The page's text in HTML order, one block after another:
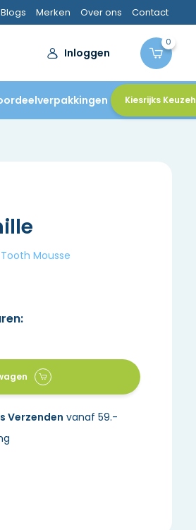
Blogs Merken Over ons Contact
Inloggen
0
Kiesrijks
Mousse
Verzenden vanaf 59.-